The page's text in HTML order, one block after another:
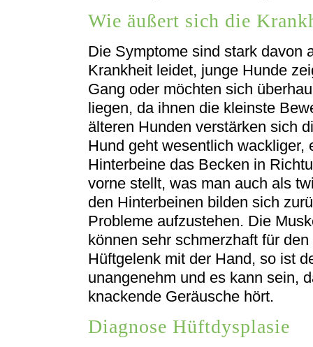
Wie äußert sich die
Die Symptome sind stark davon
Krankheit leidet, junge Hunde
Gang oder möchten sich
liegen, da ihnen die kleinste
älteren Hunden verstärken sich
Hund geht wesentlich wackliger,
Hinterbeine das Becken in
vorne stellt, was man auch als
den Hinterbeinen bilden sich
Probleme aufzustehen. Die
können sehr schmerzhaft für
Hüftgelenk mit der Hand, so ist
unangenehm und es kann sein,
knackende Geräusche hört.
Diagnose Hüftdysplasie